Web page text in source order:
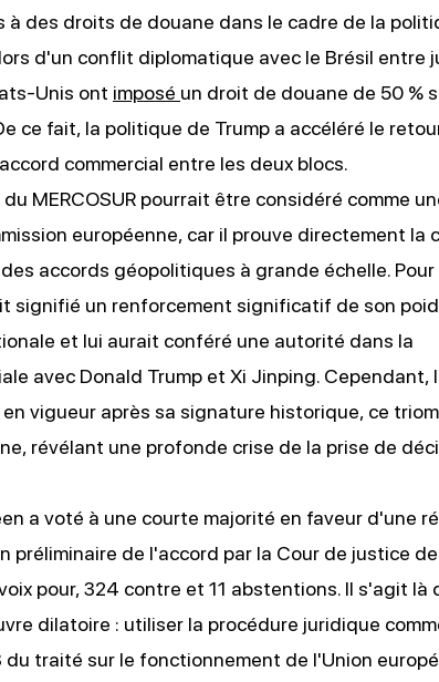
à des droits de douane dans le cadre de la
lors d'un conflit diplomatique avec le Brésil entre
Unis ont imposé un droit de douane de 50 %
ce fait, la politique de Trump a accéléré le
commercial entre les deux blocs.
MERCOSUR pourrait être considéré comme
européenne, car il prouve directement la
accords géopolitiques à grande échelle. Pour
signifié un renforcement significatif de son
et lui aurait conféré une autorité dans la
avec Donald Trump et Xi Jinping. Cependant,
vigueur après sa signature historique, ce
révélant une profonde crise de la prise de
a voté à une courte majorité en faveur d'une
préliminaire de l'accord par la Cour de justice
pour, 324 contre et 11 abstentions. Il s'agit là
dilatoire : utiliser la procédure juridique
traité sur le fonctionnement de l'Union